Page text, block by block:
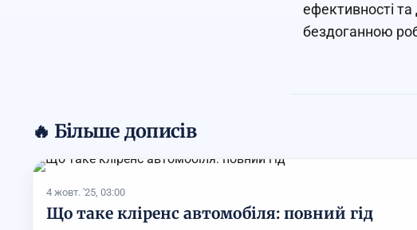
ефективності
бездоганною
🔥 Більше дописів
4 жовт. '25, 03:00
Що таке кліренс автомобіля: повний гід